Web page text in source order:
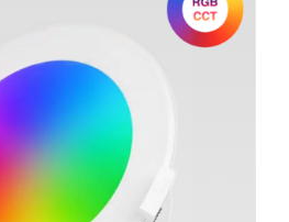
ᲓᲔᲢᲐᲚᲔᲑᲘ